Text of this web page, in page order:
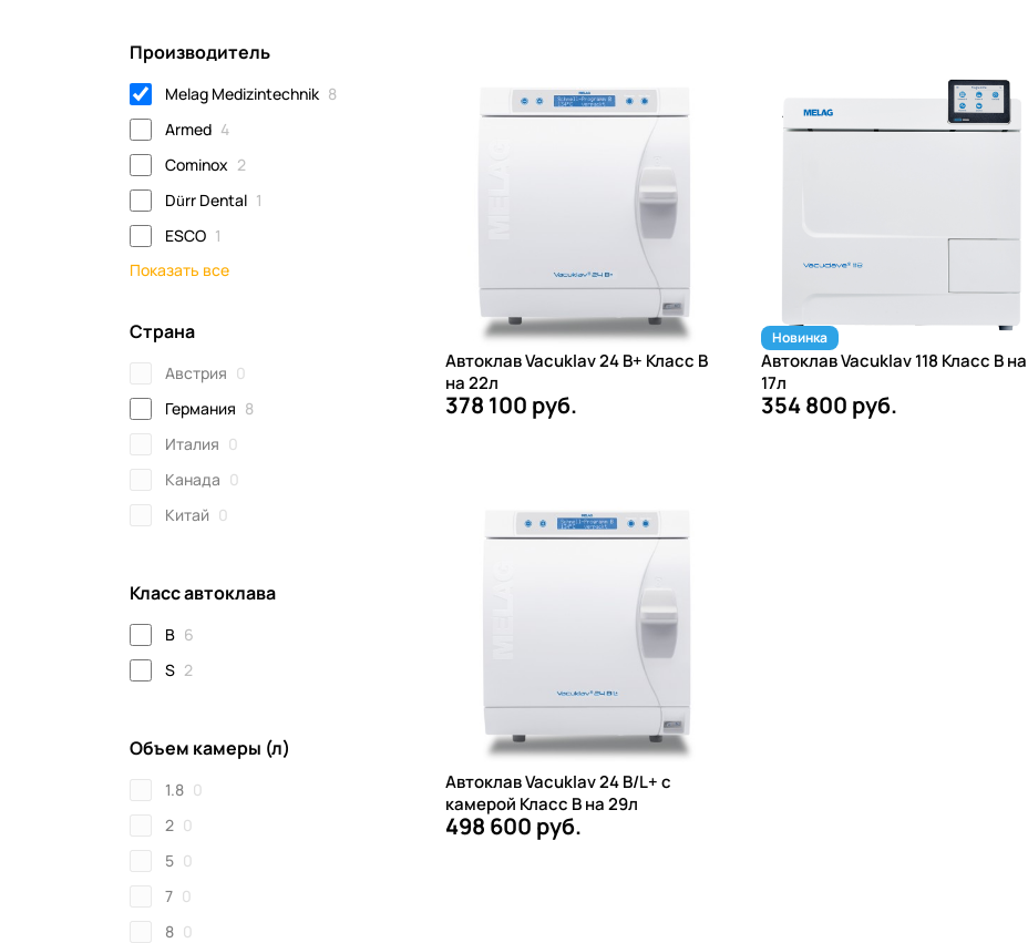
Производитель
Melag Medizintechnik 8
Armed 4
Cominox 2
Dürr Dental 1
ESCO 1
Показать все
Страна
Австрия 0
Германия 8
Италия 0
Канада 0
Китай 0
Класс автоклава
B 6
S 2
Объем камеры (л)
1.8 0
2 0
5 0
7 0
8 0
Автоклав Vacuklav 24 B+ Класс B
на 22л
378 100 руб.
Новинка
Автоклав Vacuklav 118 Класс B на
17л
354 800 руб.
Автоклав Vacuklav 24 B/L+ с
камерой Класс B на 29л
498 600 руб.